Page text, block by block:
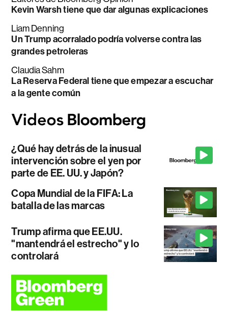
Kevin Warsh tiene que dar algunas explicaciones
Liam Denning
Un Trump acorralado podría volverse contra las
grandes petroleras
Claudia Sahm
La Reserva Federal tiene que empezar a escuchar
a la gente común
¿Qué hay detrás de la inusual
intervención sobre el yen por
parte de EE. UU. y Japón?
Copa Mundial de la FIFA: La
batalla de las marcas
Trump afirma que EE.UU.
"mantendrá el estrecho" y lo
controlará